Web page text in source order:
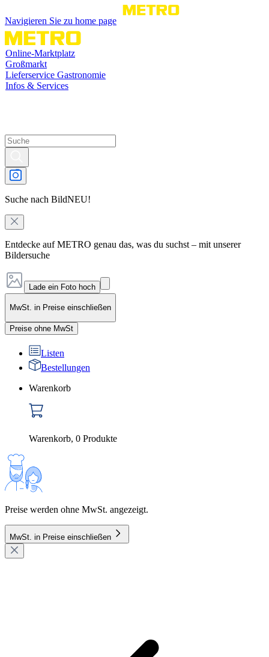
Navigieren Sie zu home page
Online-Marktplatz
Großmarkt
Lieferservice Gastronomie
Infos & Services
Suche nach BildNEU!
Entdecke auf METRO genau das, was du suchst – mit unserer
Bildersuche
Lade ein Foto hoch
MwSt. in Preise einschließen
Preise ohne MwSt
Listen
Bestellungen
Warenkorb
Warenkorb, 0 Produkte
Preise werden ohne MwSt. angezeigt.
MwSt. in Preise einschließen